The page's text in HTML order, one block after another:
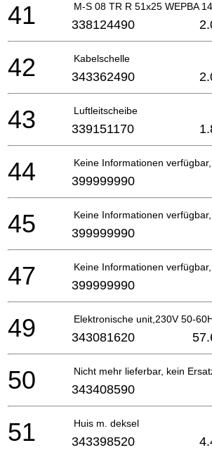
M-S 08 TR R 51x25 WEPBA
41 338124490
Kabelschelle
42 343362490
Luftleitscheibe
43 339151170
Keine Informationen verfügbar,
44 399999990
Keine Informationen verfügbar,
45 399999990
Keine Informationen verfügbar,
47 399999990
Elektronische unit,230V 50-
49 343081620
Nicht mehr lieferbar, kein
50 343408590
Huis m. deksel
51 343398520